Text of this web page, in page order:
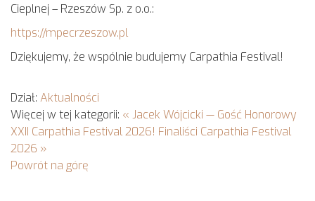
Cieplnej – Rzeszów Sp. z o.o.:
https://mpecrzeszow.pl
Dziękujemy, że wspólnie budujemy Carpathia Festival!
Dział: Aktualności
Więcej w tej kategorii: « Jacek Wójcicki — Gość Honorowy
XXII Carpathia Festival 2026! Finaliści Carpathia Festival
2026 »
Powrót na górę